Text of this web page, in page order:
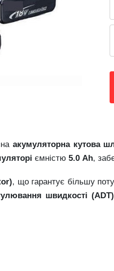
акумуляторна кутова
ємністю 5.0 Ah,
, що гарантує більшу
швидкості (ADT)